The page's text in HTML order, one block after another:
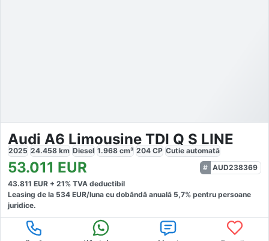
Audi A6 Limousine TDI Q S LINE
2025 24.458 km Diesel 1.968 cm³ 204 CP Cutie automată
53.011 EUR
AUD238369
43.811 EUR + 21% TVA deductibil
Leasing de la 534 EUR/luna cu dobăndă anuală 5,7% pentru persoane
juridice.